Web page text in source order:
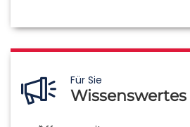
Für Sie
Wissenswertes